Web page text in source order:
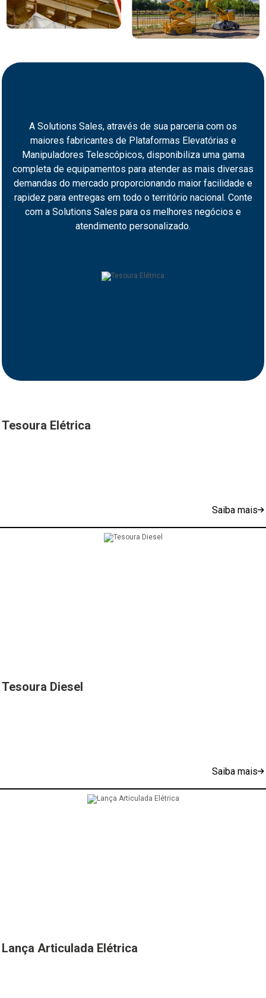
A Solutions Sales, através de sua parceria com os
maiores fabricantes de Plataformas Elevatórias e
Manipuladores Telescópicos, disponibiliza uma gama
completa de equipamentos para atender as mais diversas
demandas do mercado proporcionando maior facilidade e
rapidez para entregas em todo o território nacional. Conte
com a Solutions Sales para os melhores negócios e
atendimento personalizado.
Tesoura Elétrica
Saiba mais
Tesoura Diesel
Saiba mais
Lança Articulada Elétrica